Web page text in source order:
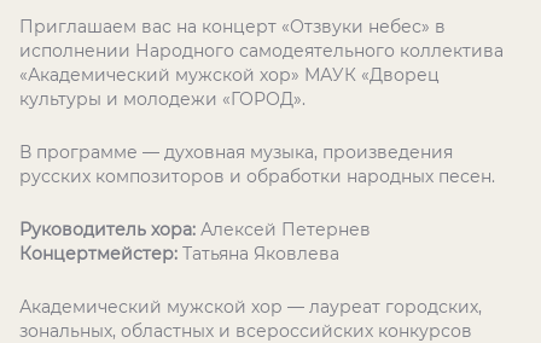
Приглашаем вас на концерт «Отзвуки небес» в
исполнении Народного самодеятельного коллектива
«Академический мужской хор» МАУК «Дворец
культуры и молодежи «ГОРОД».
В программе — духовная музыка, произведения
русских композиторов и обработки народных песен.
Руководитель хора: Алексей Петернев
Концертмейстер: Татьяна Яковлева
Академический мужской хор — лауреат городских,
зональных, областных и всероссийских конкурсов